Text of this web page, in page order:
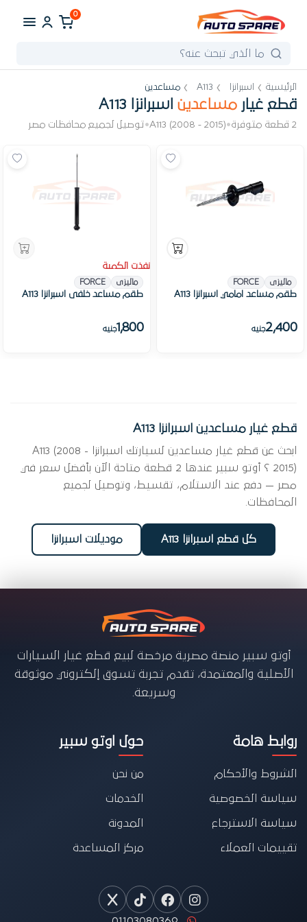
0
الرئيسية اسبرانزا A113 مساعدين
قطع غيار مساعدين اسبرانزا A113
2 قطعة متوفرة •
A113 (2008 - 2015)
•توصيل لجميع محافظات مصر
ماليزى FORCE
طقم مساعد امامي اسبرانزا A113
2,400جنيه
نفذت الكمية
ماليزى FORCE
طقم مساعد خلفى اسبرانزا A113
1,800جنيه
قطع غيار مساعدين اسبرانزا A113
ابحث عن قطع غيار مساعدين لسيارتك اسبرانزا A113 (2008 -
2015) ؟ أوتو سبير عندها 2 قطعة متاحة الآن بأفضل سعر في
مصر — دفع عند الاستلام، تقسيط، وتوصيل لجميع
المحافظات.
كل قطع اسبرانزا A113 موديلات اسبرانزا
أوتو سبير منصة مصرية مرخصة لبيع قطع غيار السيارات
الأصلية والمعتمدة، تقدم تجربة تسوق إلكتروني موثوقة
وسريعة.
روابط هامة
الشروط والأحكام
سياسة الخصوصية
سياسة الاسترجاع
تقييمات العملاء
حول اوتو سبير
من نحن
الخدمات
المدونة
مركز المساعدة